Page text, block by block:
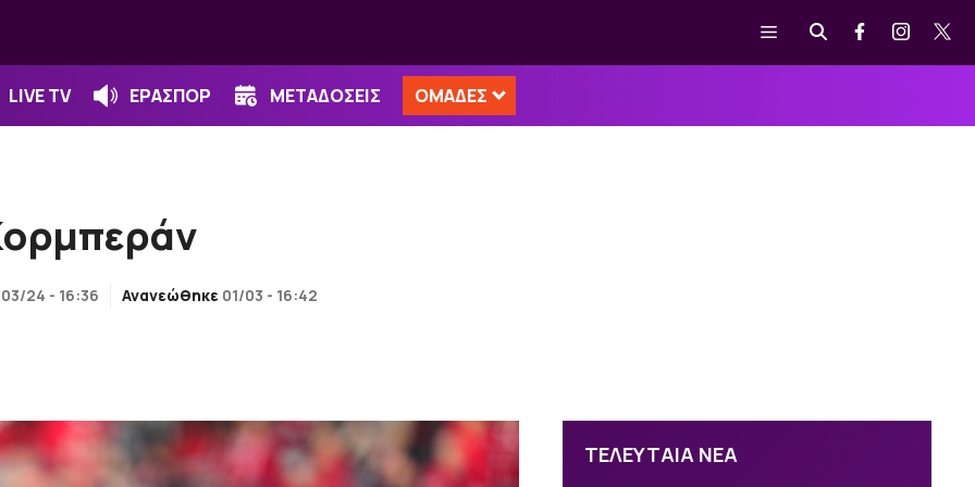
Μενού
LIVE TV ΕΡΑΣΠΟΡ ΜΕΤΑΔΟΣΕΙΣ ΟΜΑΔΕΣ
24 - 16:36 Ανανεώθηκε 01/03 - 16:42
ΤΕΛΕΥΤΑΙΑ ΝΕΑ